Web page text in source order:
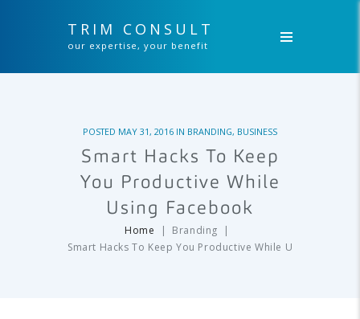
TRIM CONSULT
our expertise, your benefit
POSTED MAY 31, 2016 IN BRANDING, BUSINESS
Smart Hacks To Keep
You Productive While
Using Facebook
Home
Branding
Smart Hacks To Keep You Productive While Using...